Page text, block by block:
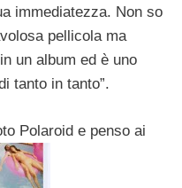
immediatezza. Non so
pellicola ma
un album ed è uno
tanto in tanto”.
Polaroid e penso ai